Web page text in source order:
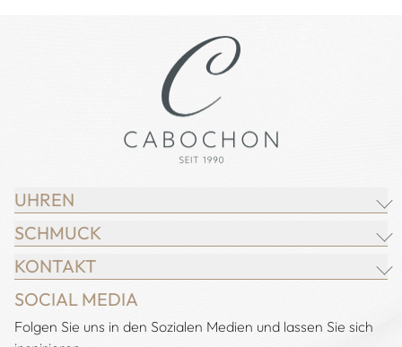
UHREN
BREITLING
CHOPARD
IWC SCHAFFHAUSEN
JACOB & CO.
SCHMUCK
JUWELIER CABOCHON
CHOPARD
DEMEGLIO
KONTAKT
Adresse:
Juwelier Cabochon
SOCIAL MEDIA
Folgen Sie uns in den Sozialen Medien und lassen Sie sich